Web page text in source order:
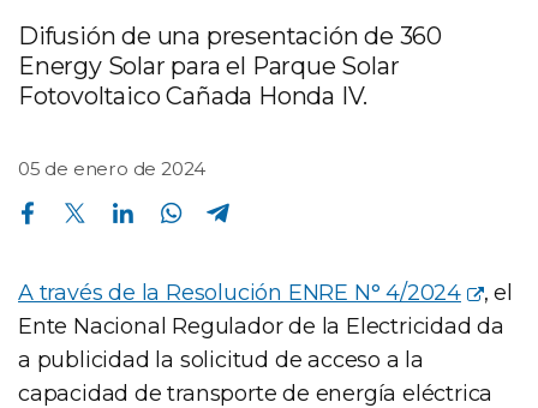
Difusión de una presentación de 360
Energy Solar para el Parque Solar
Fotovoltaico Cañada Honda IV.
05 de enero de 2024
Compartir en Facebook Compartir en Twitter Compartir en Linkedin Compartir en Whatsapp
A través de la Resolución ENRE N° 4/2024
, el
Ente Nacional Regulador de la Electricidad da
a publicidad la solicitud de acceso a la
capacidad de transporte de energía eléctrica